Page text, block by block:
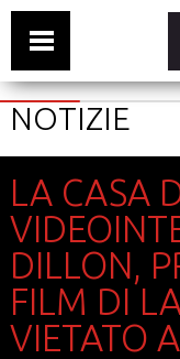
NOTIZIE
LA CASA
DILLON,
FILM DI
VIETATO